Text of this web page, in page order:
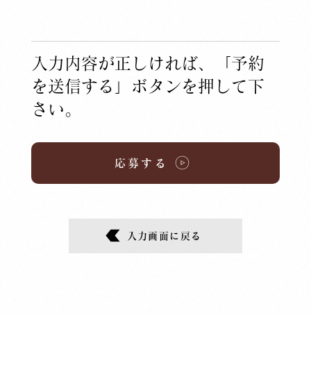
入力内容が正しければ、「予約
を送信する」ボタンを押して下
さい。
応募する
入力画面に戻る